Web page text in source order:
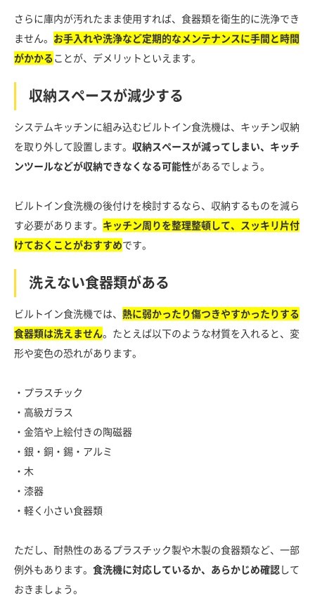
さらに庫内が汚れたまま使用すれば、食器類を衛生的に洗浄でき
ません。 お手入れや洗浄など定期的なメンテナンスに手間と時間
がかかることが、デメリットといえます。
収納スペースが減少する
システムキッチンに組み込むビルトイン食洗機は、キッチン収納
を取り外して設置します。 収納スペースが減ってしまい、キッチ
ンツールなどが収納できなくなる可能性があるでしょう。
ビルトイン食洗機の後付けを検討するなら、収納するものを減ら
す必要があります。 キッチン周りを整理整頓して、スッキリ片付
けておくことがおすすめです。
洗えない食器類がある
ビルトイン食洗機では、 熱に弱かったり傷つきやすかったりする
食器類は洗えません。たとえば以下のような材質を入れると、変
形や変色の恐れがあります。
・プラスチック
・高級ガラス
・金箔や上絵付きの陶磁器
・銀・銅・錫・アルミ
・木
・漆器
・軽く小さい食器類
ただし、耐熱性のあるプラスチック製や木製の食器類など、一部
例外もあります。 食洗機に対応しているか、あらかじめ確認して
おきましょう。